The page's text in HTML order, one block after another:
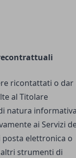
ricontattati o dar
al Titolare
natura
ai Servizi
elettronica o
strumenti di